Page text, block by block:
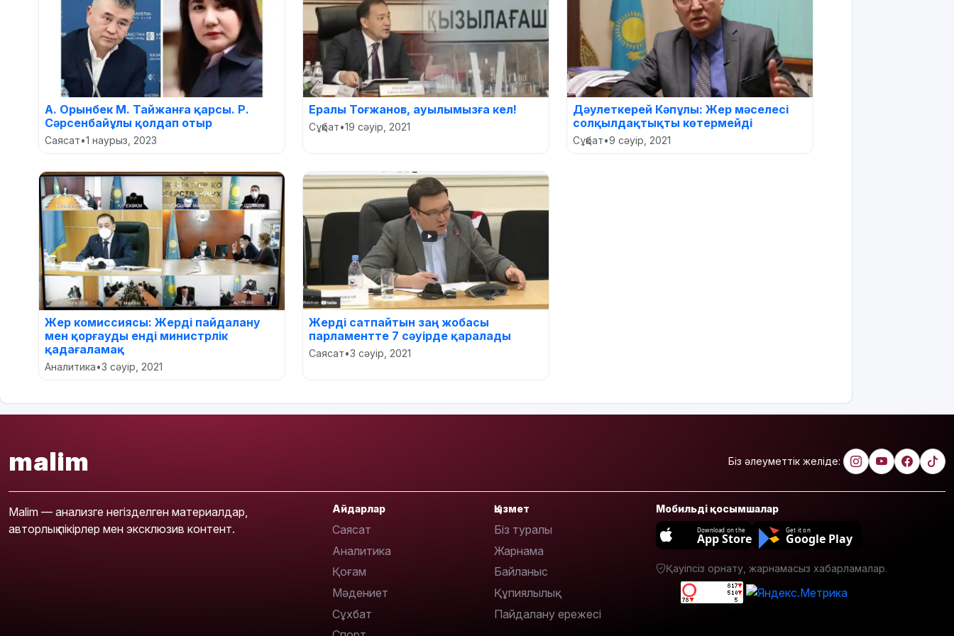
А. Орынбек М. Тайжанға қарсы. Р.
Сәрсенбайұлы қолдап отыр
Саясат•1 наурыз, 2023
Ералы Тоғжанов, ауылымызға кел!
Сұқбат•19 сәуір, 2021
Дәулеткерей Кәпұлы: Жер мәселесі
солқылдақтықты көтермейді
Сұқбат•9 сәуір, 2021
Жер комиссиясы: Жерді пайдалану
мен қорғауды енді министрлік
қадағаламақ
Аналитика•3 сәуір, 2021
Жерді сатпайтын заң жобасы
парламентте 7 сәуірде қаралады
Саясат•3 сәуір, 2021
malim Біз әлеуметтік желіде:
Malim — анализге негізделген материалдар,
авторлық пікірлер мен эксклюзив контент.
Айдарлар
Саясат
Аналитика
Қоғам
Мәдениет
Сұхбат
Қызмет
Біз туралы
Жарнама
Байланыс
Құпиялылық
Пайдалану ережесі
Мобильді қосымшалар
Download on the
App Store
Get it on
Google Play
Қауіпсіз орнату, жарнамасыз хабарламалар.